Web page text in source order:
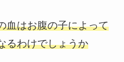
血はお腹の子によって
るわけでしょうか